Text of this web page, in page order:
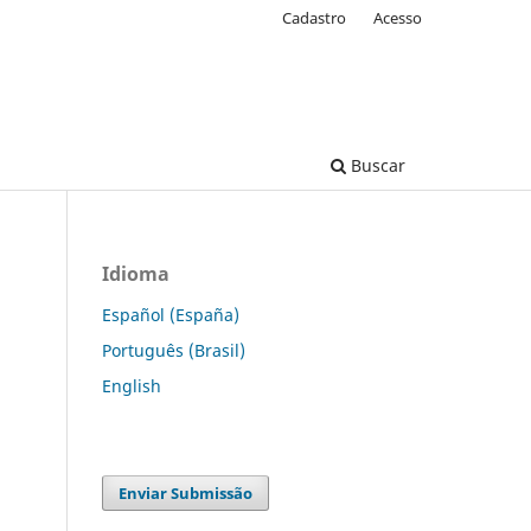
Buscar
Cadastro Acesso
Idioma
Español (España)
Português (Brasil)
English
Enviar Submissão